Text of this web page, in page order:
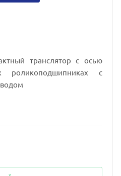
транслятор с осью
роликоподшипниках с